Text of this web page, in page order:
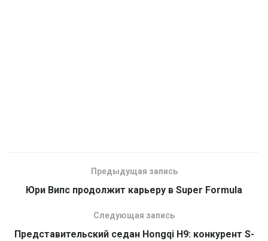
Предыдущая запись
Юри Випс продолжит карьеру в Super Formula
Следующая запись
Представительский седан Hongqi H9: конкурент S-